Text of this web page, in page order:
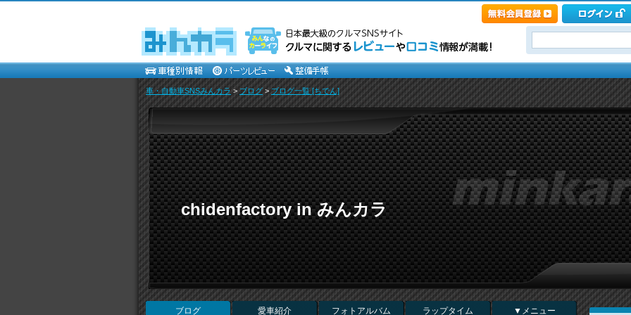
車・自動車SNSみんカラ>ブログ>ブログ一覧 [ちでん]
chidenfactory in みんカラ
ブログ 愛車紹介 フォトアルバム ラップタイム ▼メニュー